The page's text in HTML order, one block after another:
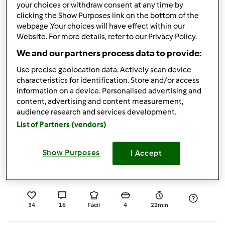
13 4 Fácil 12 17min
4.8(30)
Sumo de laranja natural
porTiago Pires
46 22 Fácil 1 2min
4.6(27)
Arroz chau chau
34 16 Fácil 4 22min
your choices or withdraw consent at any time by
clicking the Show Purposes link on the bottom of the
webpage .Your choices will have effect within our
Website. For more details, refer to our Privacy Policy.
We and our partners process data to provide:
Use precise geolocation data. Actively scan device
characteristics for identification. Store and/or access
information on a device. Personalised advertising and
content, advertising and content measurement,
audience research and services development.
List of Partners (vendors)
Show Purposes I Accept